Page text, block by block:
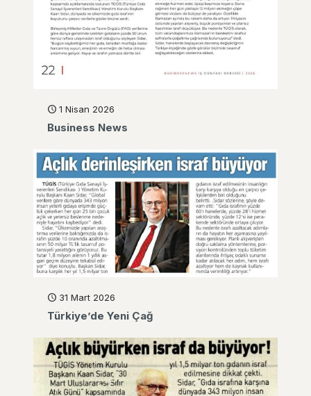
1 Nisan 2026
Business News
31 Mart 2026
Türkiye’de Yeni Çağ